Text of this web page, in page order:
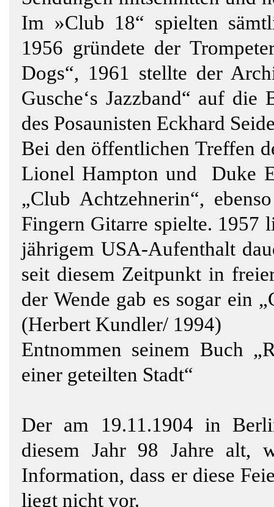
Im »Club 18“ spielten
1956 gründete der
Dogs“, 1961 stellte der
Gusche‘s Jazzband“ auf
des Posaunisten Eckhard
Bei den öffentlichen Treffen
Lionel Hampton und Duke
„Club Achtzehnerin“,
Fingern Gitarre spielte. 1957
jährigem USA-Aufenthalt
seit diesem Zeitpunkt in
der Wende gab es sogar ein
(Herbert Kundler/ 1994)
Entnommen seinem Buch
einer geteilten Stadt“
Der am 19.11.1904 in
diesem Jahr 98 Jahre alt,
Information, dass er diese
liegt nicht vor.